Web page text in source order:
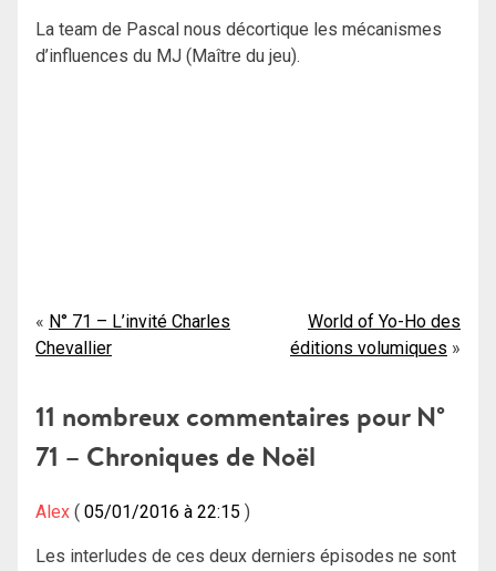
La team de Pascal nous décortique les mécanismes
d’influences du MJ (Maître du jeu).
Navigation
de
l’article
N° 71 – L’invité Charles
Chevallier
World of Yo-Ho des
éditions volumiques
11 nombreux commentaires pour N°
71 – Chroniques de Noël
Alex 05/01/2016 à 22:15
Les interludes de ces deux derniers épisodes ne sont